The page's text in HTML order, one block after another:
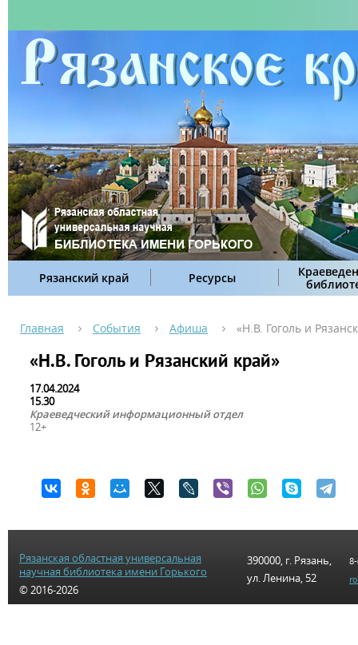
Рязанский край Ресурсы
Главная События Афиша «Н.В. Гоголь и
«Н.В. Гоголь и Рязанский край»
17.04.2024
15.30
Краеведческий информационный отдел
12+
Рязанская областная универсальная
научная библиотека имени Горького
© 2016-2026
390000, г. Рязань,
ул. Ленина, 52